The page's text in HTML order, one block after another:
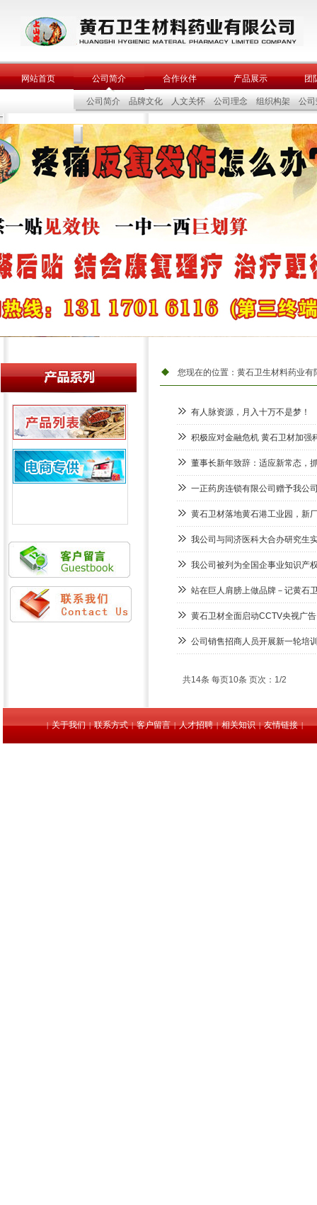
网站首页 公司简介 合作伙伴 产品展示 团
公司简介 品牌文化 人文关怀 公司理念 组织构架 公
产品列表
新品推荐
电商专供
有人脉资源，月入十万不是梦！
积极应对金融危机 黄石卫材加强
董事长新年致辞：适应新常态，
一正药房连锁有限公司赠予我公
黄石卫材落地黄石港工业园，新
我公司与同济医科大合办研究生
我公司被列为全国企事业知识产
站在巨人肩膀上做品牌－记黄石
黄石卫材全面启动CCTV央视广告
公司销售招商人员开展新一轮培
共14条 每页10条 页次：1/2
您现在的位置： 黄石卫生材料药业有
|关于我们 |联系方式 |客户留言 |人才招聘 |相关知识 |友情链接 |